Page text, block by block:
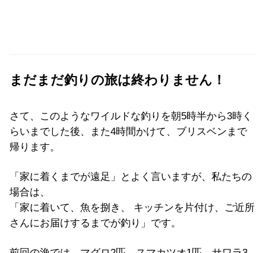
まだまだ釣りの旅は終わりません！
さて、このようなワイルドな釣りを朝5時半から3時く
らいまでした後、また4時間かけて、ブリスベンまで
帰ります。
「家に着くまでが遠足」とよく言いますが、私たちの
場合は、
「家に着いて、魚を捌き、 キッチンを片付け、ご近所
さんにお届けするまでが釣り」です。